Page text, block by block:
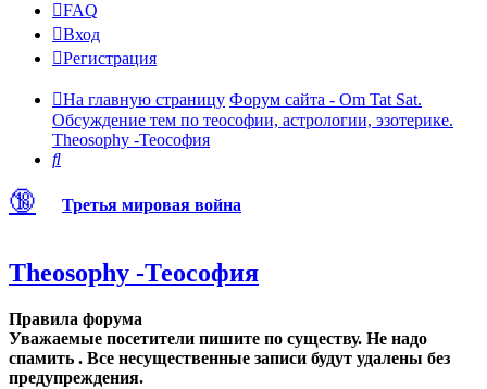
FAQ
Вход
Регистрация
На главную страницу Форум сайта - Om Tat Sat.
Обсуждение тем по теософии, астрологии, эзотерике.
Theosophy -Теософия
Поиск
🔞 Третья мировая война
Theosophy -Теософия
Правила форума
Уважаемые посетители пишите по существу. Не надо
спамить . Все несущественные записи будут удалены без
предупреждения.